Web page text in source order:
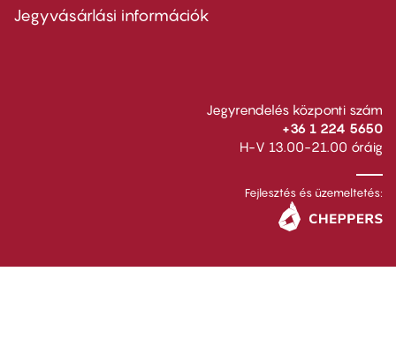
second
Jegyvásárlási információk
Jegyrendelés központi szám
+36 1 224 5650
H-V 13.00-21.00 óráig
Fejlesztés és üzemeltetés: